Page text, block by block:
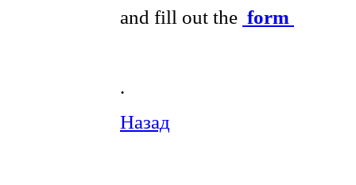
and fill out the form
.
Назад